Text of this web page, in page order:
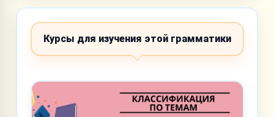
Курсы для изучения этой грамматики